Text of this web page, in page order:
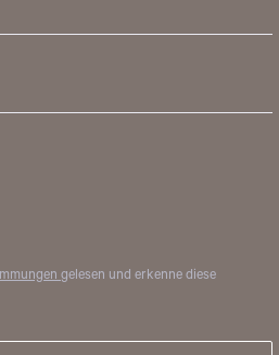
gelesen und erkenne diese